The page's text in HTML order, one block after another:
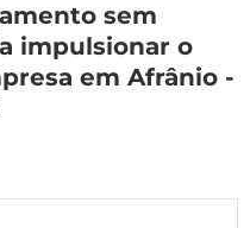
sem
impulsionar o
em Afrânio -